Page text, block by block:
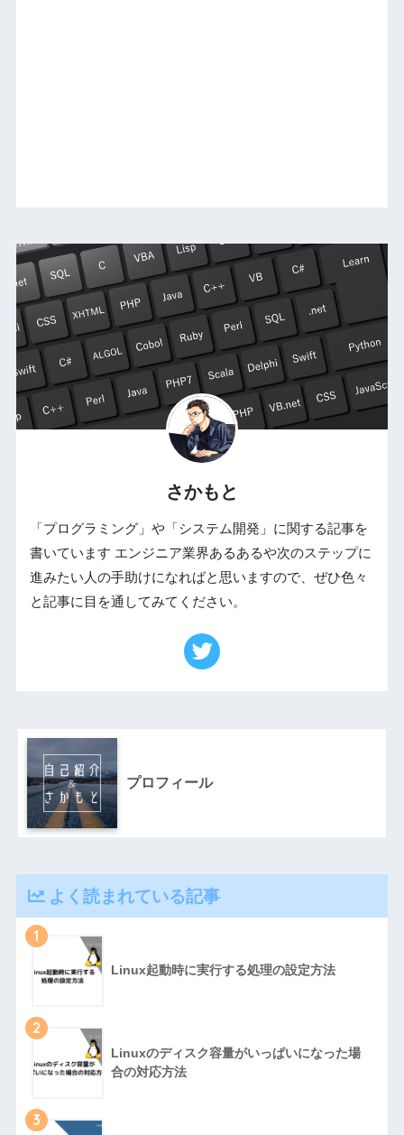
さかもと
「プログラミング」や「システム開発」に関する記事を
書いています エンジニア業界あるあるや次のステップに
進みたい人の手助けになればと思いますので、ぜひ色々
と記事に目を通してみてください。
プロフィール
よく読まれている記事
1
Linux起動時に実行する処理の設定方法
2
Linuxのディスク容量がいっぱいになった場
合の対応方法
3